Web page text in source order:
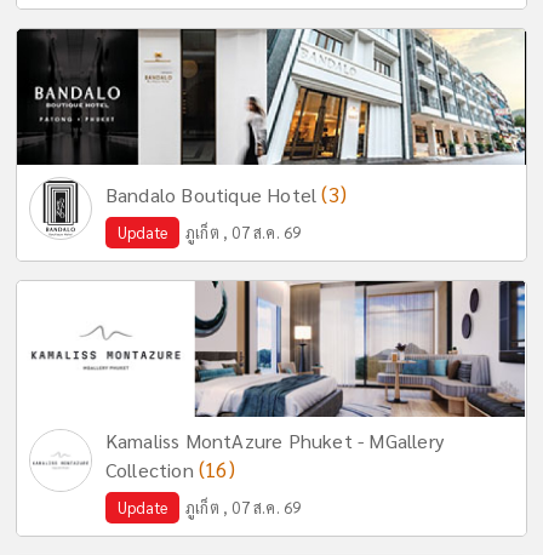
Bandalo Boutique Hotel(3)
Update ภูเก็ต , 07 ส.ค. 69
Kamaliss MontAzure Phuket - MGallery
Collection (16)
Update ภูเก็ต , 07 ส.ค. 69